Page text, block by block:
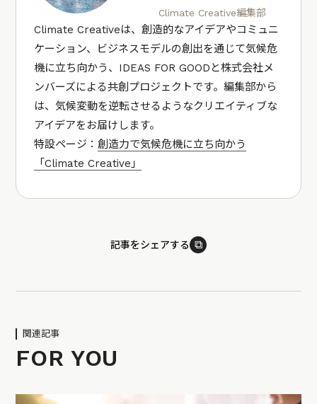
Climate Creative編集部
Climate Creativeは、創造的なアイデアやコミュニ
ケーション、ビジネスモデルの創出を通じて気候危
機に立ち向かう、IDEAS FOR GOODと株式会社メ
ンバーズによる共創プロジェクトです。編集部から
は、気候変動を逆転させるようなクリエイティブな
アイデアをお届けします。
特設ページ：創造力で気候危機に立ち向かう
「Climate Creative」
記事をシェアする ⧉
関連記事
FOR YOU